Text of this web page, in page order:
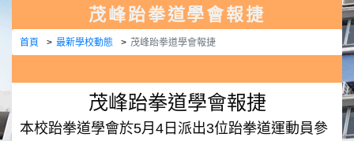
茂峰跆拳道學會報捷
首頁 最新學校動態 茂峰跆拳道學會報捷
茂峰跆拳道學會報捷
本校跆拳道學會於5月4日派出3位跆拳道運動員參